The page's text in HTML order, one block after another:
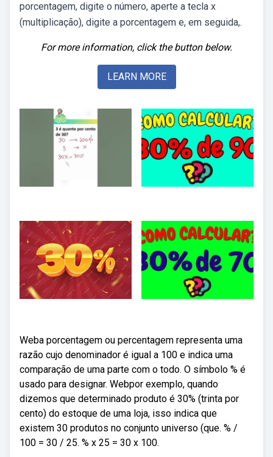
porcentagem, digite o número, aperte a tecla x
(multiplicação), digite a porcentagem e, em seguida,.
For more information, click the button below.
LEARN MORE
Weba porcentagem ou percentagem representa uma
razão cujo denominador é igual a 100 e indica uma
comparação de uma parte com o todo. O símbolo % é
usado para designar. Webpor exemplo, quando
dizemos que determinado produto é 30% (trinta por
cento) do estoque de uma loja, isso indica que
existem 30 produtos no conjunto universo (que. % /
100 = 30 / 25. % x 25 = 30 x 100.